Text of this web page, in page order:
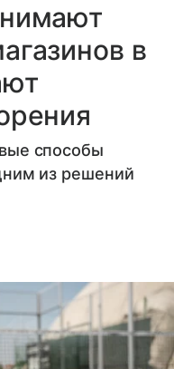
в
способы
из решений